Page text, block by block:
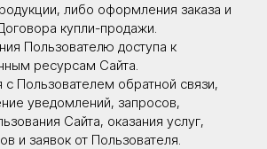
либо оформления заказа и
купли-продажи.
Пользователю доступа к
ресурсам Сайта.
с Пользователем обратной связи,
уведомлений, запросов,
Сайта, оказания услуг,
и заявок от Пользователя.